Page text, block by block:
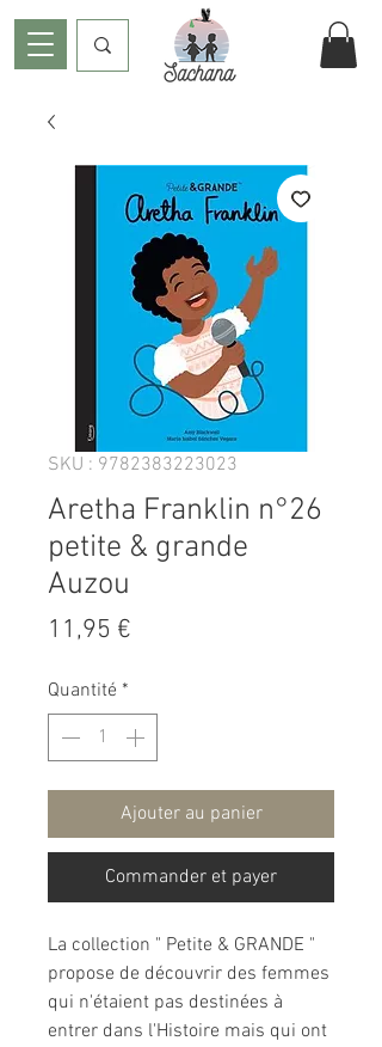
SKU : 9782383223023
Aretha Franklin n°26
petite & grande
Auzou
11,95 €
Quantité *
Ajouter au panier
Commander et payer
La collection " Petite & GRANDE "
propose de découvrir des femmes
qui n'étaient pas destinées à
entrer dans l'Histoire mais qui ont